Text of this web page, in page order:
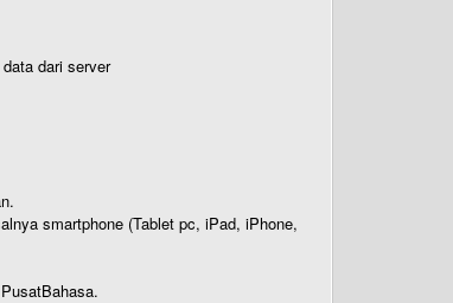
dari server
smartphone (Tablet pc, iPad, iPhone,